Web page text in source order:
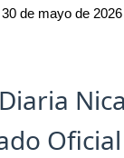
de mayo de 2026